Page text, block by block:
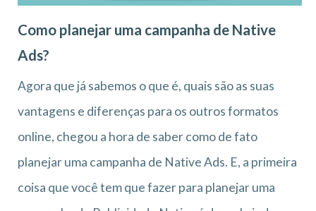
Como planejar uma campanha de Native
Ads?
Agora que já sabemos o que é, quais são as suas
vantagens e diferenças para os outros formatos
online, chegou a hora de saber como de fato
planejar uma campanha de Native Ads. E, a primeira
coisa que você tem que fazer para planejar uma